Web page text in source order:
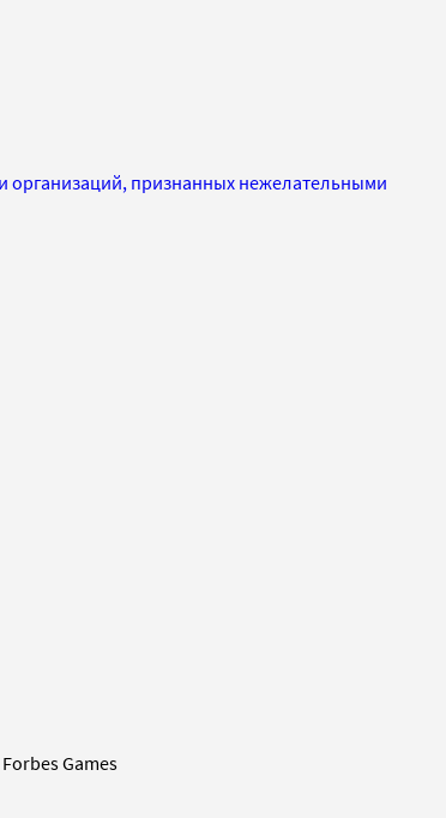
организаций, признанных нежелательными
Games